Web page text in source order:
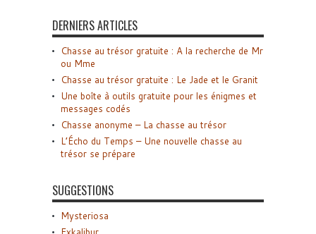
DERNIERS ARTICLES
Chasse au trésor gratuite : A la recherche de Mr
ou Mme
Chasse au trésor gratuite : Le Jade et le Granit
Une boîte à outils gratuite pour les énigmes et
messages codés
Chasse anonyme – La chasse au trésor
L’Écho du Temps – Une nouvelle chasse au
trésor se prépare
SUGGESTIONS
Mysteriosa